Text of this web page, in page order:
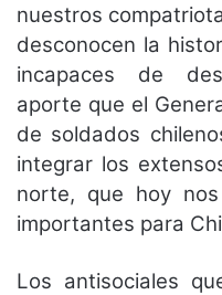
nuestros
desconocen la
incapaces de
aporte que el
de soldados
integrar los
norte, que hoy
importantes para
Los antisociales